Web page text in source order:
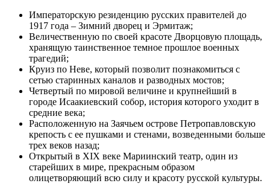
Императорскую резиденцию русских правителей до
1917 года – Зимний дворец и Эрмитаж;
Величественную по своей красоте Дворцовую площадь,
хранящую таинственное темное прошлое военных
трагедий;
Круиз по Неве, который позволит познакомиться с
сетью старинных каналов и разводных мостов;
Четвертый по мировой величине и крупнейший в
городе Исаакиевский собор, история которого уходит в
средние века;
Расположенную на Заячьем острове Петропавловскую
крепость с ее пушками и стенами, возведенными больше
трех веков назад;
Открытый в XIX веке Мариинский театр, один из
старейших в мире, прекрасным образом
олицетворяющий всю силу и красоту русской культуры.